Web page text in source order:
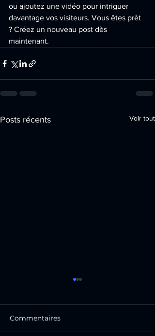
ou ajoutez une vidéo pour intriguer
davantage vos visiteurs. Vous êtes prêt
? Créez un nouveau post dès
maintenant.
Posts récents Voir tout
Commentaires